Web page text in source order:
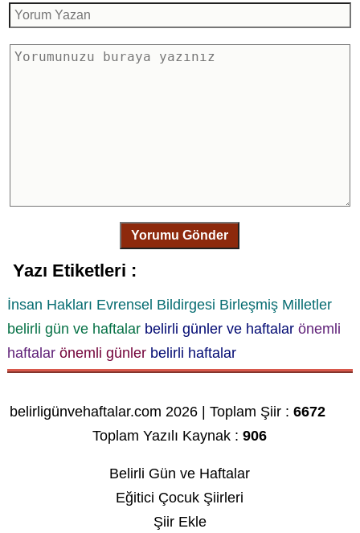
Yorumu Gönder
Yazı Etiketleri :
İnsan Hakları Evrensel Bildirgesi Birleşmiş Milletler
belirli gün ve haftalar belirli günler ve haftalar önemli
haftalar önemli günler belirli haftalar
belirligünvehaftalar.com 2026 | Toplam Şiir :6672
Toplam Yazılı Kaynak :906
Belirli Gün ve Haftalar
Eğitici Çocuk Şiirleri
Şiir Ekle